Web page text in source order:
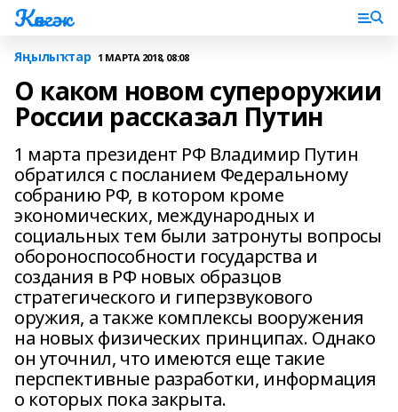
Көнгәк
Яңылыҡтар 1 МАРТА 2018, 08:08
О каком новом супероружии
России рассказал Путин
1 марта президент РФ Владимир Путин
обратился с посланием Федеральному
собранию РФ, в котором кроме
экономических, международных и
социальных тем были затронуты вопросы
обороноспособности государства и
создания в РФ новых образцов
стратегического и гиперзвукового
оружия, а также комплексы вооружения
на новых физических принципах. Однако
он уточнил, что имеются еще такие
перспективные разработки, информация
о которых пока закрыта.